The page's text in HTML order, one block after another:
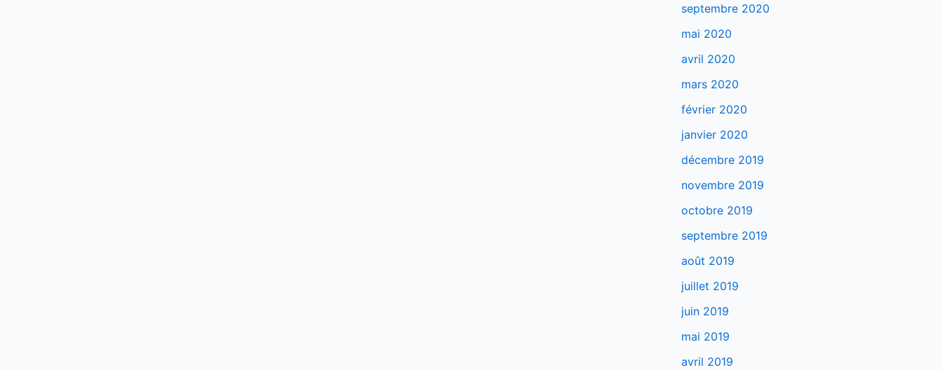
septembre 2020
mai 2020
avril 2020
mars 2020
février 2020
janvier 2020
décembre 2019
novembre 2019
octobre 2019
septembre 2019
août 2019
juillet 2019
juin 2019
mai 2019
avril 2019